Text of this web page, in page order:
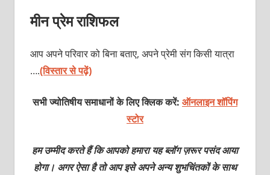
मीन प्रेम राशिफल
आप अपने परिवार को बिना बताए, अपने प्रेमी संग किसी यात्रा
….(विस्तार से पढ़ें)
सभी ज्योतिषीय समाधानों के लिए क्लिक करें: ऑनलाइन शॉपिंग
स्टोर
हम उम्मीद करते हैं कि आपको हमारा यह ब्लॉग ज़रूर पसंद आया
होगा। अगर ऐसा है तो आप इसे अपने अन्य शुभचिंतकों के साथ